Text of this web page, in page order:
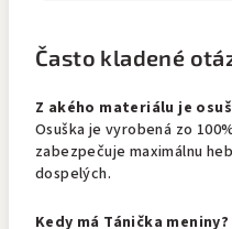
Často kladené
Z akého materiálu je
Osuška je vyrobená zo
zabezpečuje maximálnu
dospelých.
Kedy má Tánička meniny?